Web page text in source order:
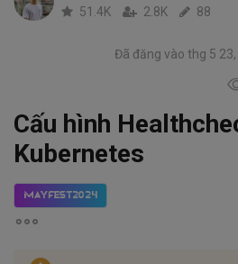
51.4K 2.8K 88
Đã đăng vào thg 5 23,
Cấu hình
Kubernetes
MayFest2024